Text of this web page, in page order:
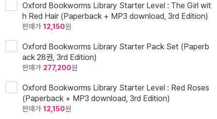
Oxford Bookworms Library Starter Level : The Girl wit
h Red Hair (Paperback + MP3 download, 3rd Edition)
판매가 12,150원
Oxford Bookworms Library Starter Pack Set (Paperb
ack 28권, 3rd Edition)
판매가 277,200원
Oxford Bookworms Library Starter Level : Red Roses
(Paperback + MP3 download, 3rd Edition)
판매가 12,150원